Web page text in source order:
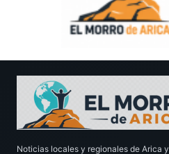
Noticias locales y regionales de Arica y